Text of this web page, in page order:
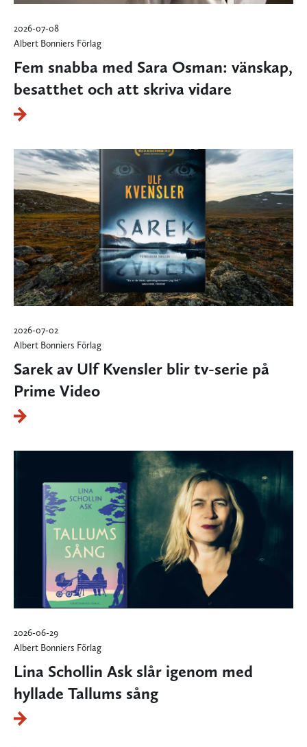
2026-07-08
Albert Bonniers Förlag
Fem snabba med Sara Osman: vänskap,
besatthet och att skriva vidare
2026-07-02
Albert Bonniers Förlag
Sarek av Ulf Kvensler blir tv-serie på
Prime Video
2026-06-29
Albert Bonniers Förlag
Lina Schollin Ask slår igenom med
hyllade Tallums sång